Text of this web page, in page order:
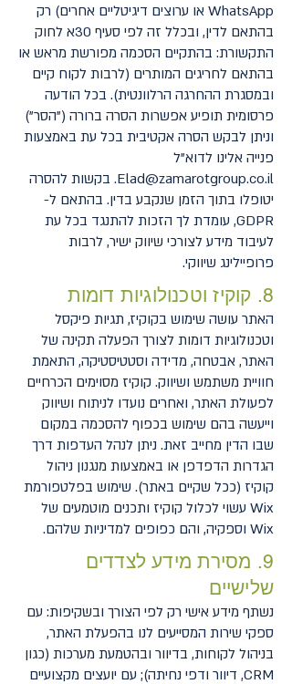
WhatsApp או ערוצים דיגיטליים אחרים) רק
בהתאם לדין, ובכלל זה לפי סעיף 30א לחוק
התקשורת: בהתקיים הסכמה מפורשת מראש או
בהתאם לחריגים המותרים (לרבות לקוח קיים
ובמסגרת ההחרגה הרלוונטית). בכל הודעה
פרסומית תופיע אפשרות הסרה ברורה ("הסר")
וניתן לבקש הסרה אקטיבית בכל עת באמצעות
פנייה אלינו לדוא"ל
Elad@zamarotgroup.co.il. בקשות להסרה
יטופלו בתוך הזמן שנקבע בדין. בהתאם ל-
GDPR, עומדת לך הזכות להתנגד בכל עת
לעיבוד מידע לצורכי שיווק ישיר, לרבות
פרופיילינג שיווקי.
8. קוקיז וטכנולוגיות דומות
האתר עושה שימוש בקוקיז, תגיות פיקסל
וטכנולוגיות דומות לצורך הפעלה תקינה של
האתר, אבטחה, מדידה וסטטיסטיקה, התאמת
חוויית משתמש ושיווק. קוקיז מסוימים הכרחיים
לפעולת האתר, ואחרים נועדו לניתוח ושיווק
וייעשה בהם שימוש בכפוף להסכמה במקום
שבו הדין מחייב זאת. ניתן לנהל העדפות דרך
הגדרות הדפדפן או באמצעות מנגנון ניהול
קוקיז (ככל שקיים באתר). שימוש בפלטפורמת
Wix עשוי לכלול קוקיז ותכנים מוטמעים של
Wix וספקיה, והם כפופים למדיניות שלהם.
9. מסירת מידע לצדדים
שלישיים
נשתף מידע אישי רק לפי הצורך ובשקיפות: עם
ספקי שירות המסייעים לנו בהפעלת האתר,
בניהול לקוחות, בדיוור ובהטמעת מערכות (כגון
CRM, דיוור ודפי נחיתה); עם יועצים מקצועיים